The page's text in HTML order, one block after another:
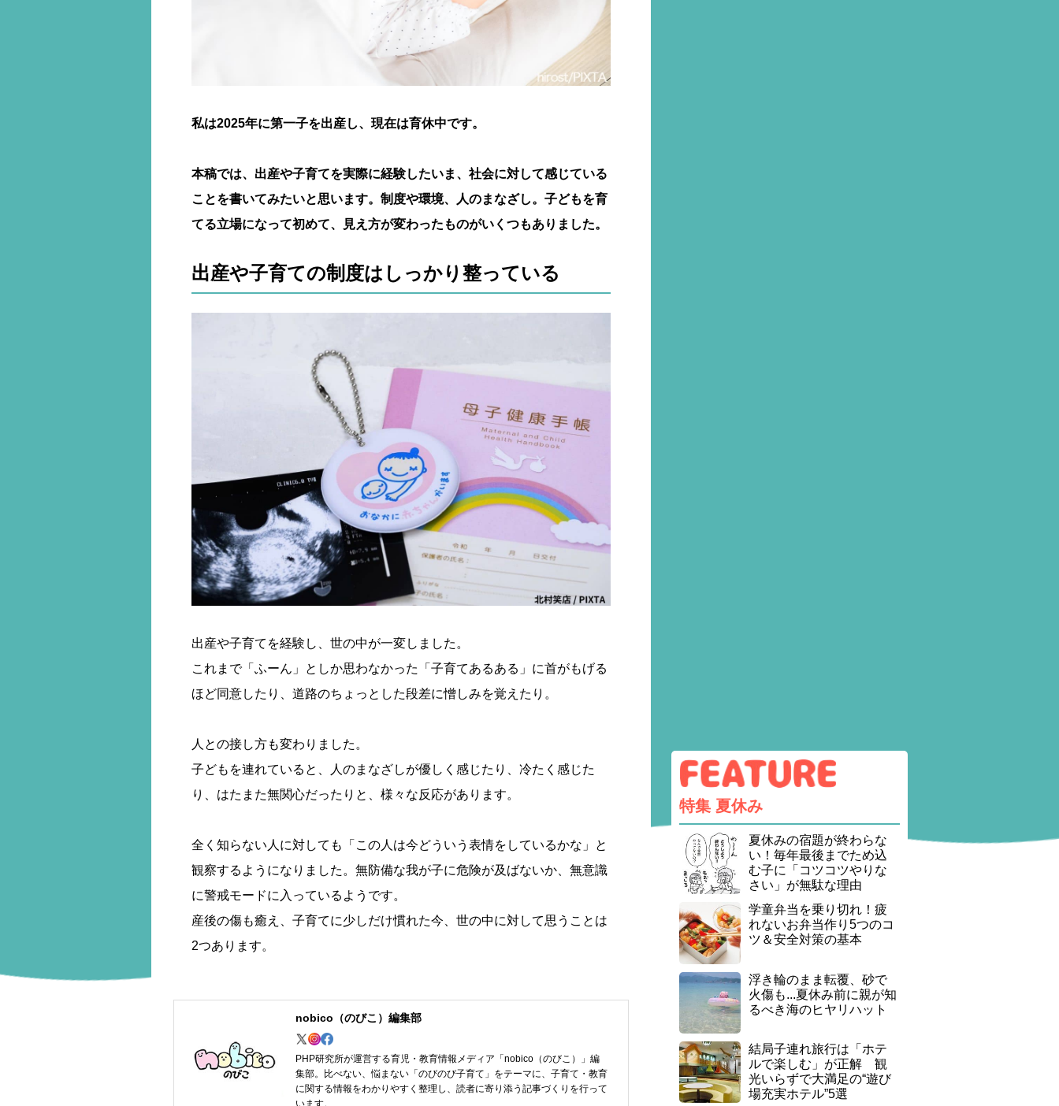
私は2025年に第一子を出産し、現在は育休中です。
本稿では、出産や子育てを実際に経験したいま、社会に対して感じている
ことを書いてみたいと思います。制度や環境、人のまなざし。子どもを育
てる立場になって初めて、見え方が変わったものがいくつもありました。
出産や子育ての制度はしっかり整っている
出産や子育てを経験し、世の中が一変しました。
これまで「ふーん」としか思わなかった「子育てあるある」に首がもげる
ほど同意したり、道路のちょっとした段差に憎しみを覚えたり。
人との接し方も変わりました。
子どもを連れていると、人のまなざしが優しく感じたり、冷たく感じた
り、はたまた無関心だったりと、様々な反応があります。
全く知らない人に対しても「この人は今どういう表情をしているかな」と
観察するようになりました。無防備な我が子に危険が及ばないか、無意識
に警戒モードに入っているようです。
産後の傷も癒え、子育てに少しだけ慣れた今、世の中に対して思うことは
2つあります。
nobico（のびこ）編集部
PHP研究所が運営する育児・教育情報メディア「nobico（のびこ）」編
集部。比べない、悩まない「のびのび子育て」をテーマに、子育て・教育
に関する情報をわかりやすく整理し、読者に寄り添う記事づくりを行って
います。
特集 夏休み
夏休みの宿題が終わらな
い！毎年最後までため込
む子に「コツコツやりな
さい」が無駄な理由
学童弁当を乗り切れ！疲
れないお弁当作り5つのコ
ツ＆安全対策の基本
浮き輪のまま転覆、砂で
火傷も...夏休み前に親が知
るべき海のヒヤリハット
結局子連れ旅行は「ホテ
ルで楽しむ」が正解 観
光いらずで大満足の“遊び
場充実ホテル”5選